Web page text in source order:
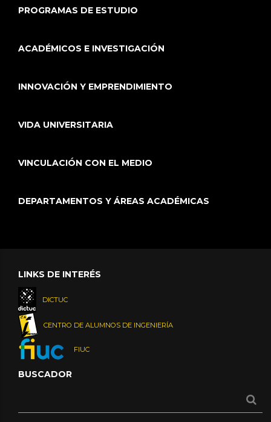
PROGRAMAS DE ESTUDIO
ACADÉMICOS E INVESTIGACIÓN
INNOVACIÓN Y EMPRENDIMIENTO
VIDA UNIVERSITARIA
VINCULACIÓN CON EL MEDIO
DEPARTAMENTOS Y ÁREAS ACADÉMICAS
LINKS DE INTERÉS
DICTUC
CENTRO DE ALUMNOS DE INGENIERÍA
FIUC
BUSCADOR